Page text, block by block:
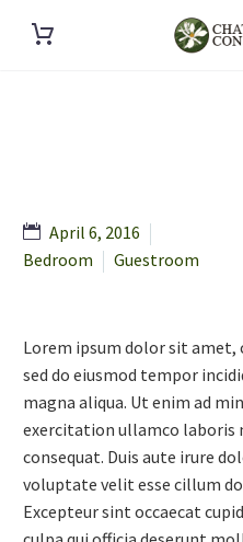
April 6, 2016
Bedroom
Guestroom
Lorem ipsum dolor sit
sed do eiusmod tempor
magna aliqua. Ut enim ad
exercitation ullamco laboris
consequat. Duis aute irure
voluptate velit esse cillum
Excepteur sint occaecat